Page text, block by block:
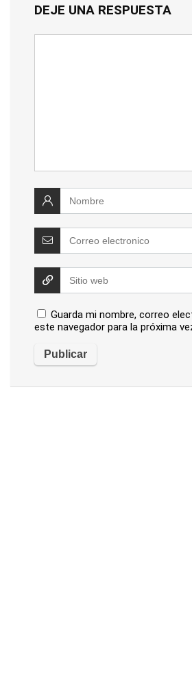
DEJE UNA RESPUESTA
Guarda mi nombre, correo
este navegador para la próxima